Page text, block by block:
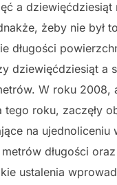
a dziewięćdziesiąt
żeby nie był
długości
dziewięćdziesiąt a
W roku 2008,
tego roku, zaczęły
na ujednoliceniu
długości
ustalenia